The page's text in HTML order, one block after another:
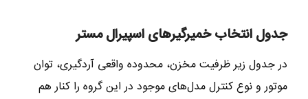
جدول انتخاب خمیرگیرهای اسپیرال مستر
در جدول زیر ظرفیت مخزن، محدوده واقعی آردگیری، توان
موتور و نوع کنترل مدل‌های موجود در این گروه را کنار هم